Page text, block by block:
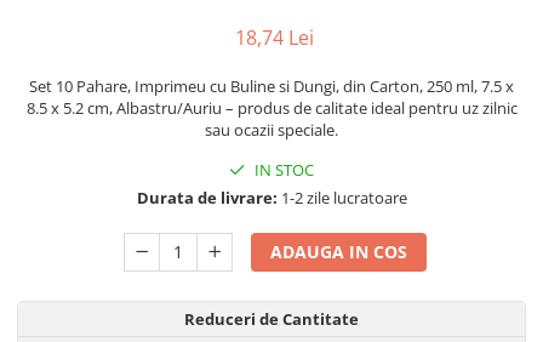
Maturi, Perii, Mopuri si Galeti
Perne Voiaj, Paturi si Textile
Produse ingrijire incaltaminte
Radiatoare si Seminee electrice
Tapet 3D Autoadeziv
Umidificatoare
Uscatoare si Standere Haine
Articole pentru Gradina si Bricolaj
18,74 Lei
Set 10 Pahare, Imprimeu cu Buline si Dungi, din Carton, 250 ml, 7.5 x
8.5 x 5.2 cm, Albastru/Auriu – produs de calitate ideal pentru uz zilnic
sau ocazii speciale.
IN STOC
Durata de livrare: 1-2 zile lucratoare
ADAUGA IN COS
Reduceri de Cantitate